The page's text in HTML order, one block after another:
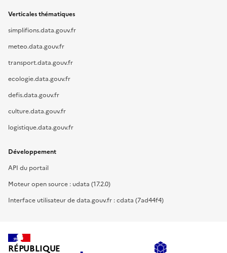
Verticales thématiques
simplifions.data.gouv.fr
meteo.data.gouv.fr
transport.data.gouv.fr
ecologie.data.gouv.fr
defis.data.gouv.fr
culture.data.gouv.fr
logistique.data.gouv.fr
Développement
API du portail
Moteur open source : udata (17.2.0)
Interface utilisateur de data.gouv.fr : cdata (7ad44f4)
RÉPUBLIQUE